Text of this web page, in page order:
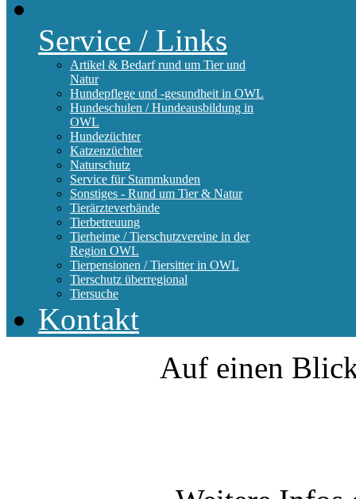
Service / Links
Artikel & Bedarf rund um Tier und
Natur
Hundepflege und -gesundheit in OWL
Hundeschulen / Hundeausbildung in
OWL
Hundezüchter
Katzenzüchter
Naturschutz
Service für Stammkunden
Sonstiges - Rund um Tier & Natur
Tierärzteverbände
Tierbetreuung
Tierheime / Tierschutzvereine in der
Region OWL
Tierpensionen / Tiersitter in OWL
Tierschutz überregional
Tiersuche
Kontakt
Auf einen